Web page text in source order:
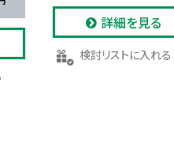
詳細を見る
検討リストに入れる